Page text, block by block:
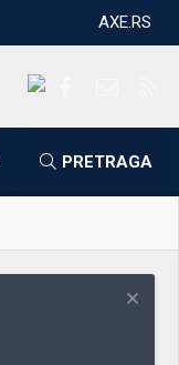
AXE.RS
PRETRAGA